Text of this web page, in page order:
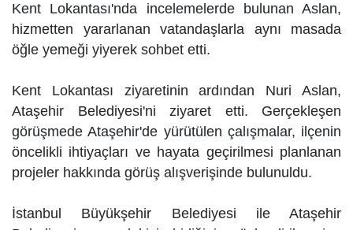
Kent Lokantası'nda incelemelerde bulunan Aslan,
hizmetten yararlanan vatandaşlarla aynı masada
öğle yemeği yiyerek sohbet etti.
Kent Lokantası ziyaretinin ardından Nuri Aslan,
Ataşehir Belediyesi'ni ziyaret etti. Gerçekleşen
görüşmede Ataşehir'de yürütülen çalışmalar, ilçenin
öncelikli ihtiyaçları ve hayata geçirilmesi planlanan
projeler hakkında görüş alışverişinde bulunuldu.
İstanbul Büyükşehir Belediyesi ile Ataşehir